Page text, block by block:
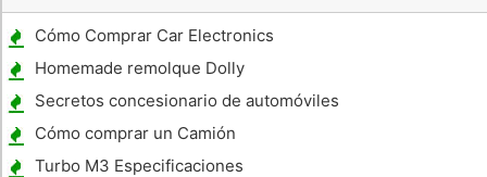
Cómo Comprar Car Electronics
Homemade remolque Dolly
Secretos concesionario de automóviles
Cómo comprar un Camión
Turbo M3 Especificaciones